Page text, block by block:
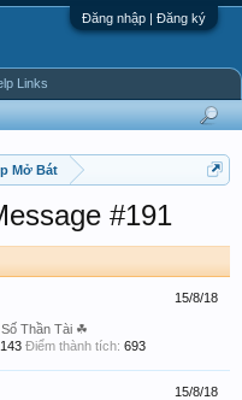
Đăng nhập | Đăng ký
Mở Bát
#191
15/8/18
Thần Tài ☘
Điểm thành tích: 693
15/8/18
Links